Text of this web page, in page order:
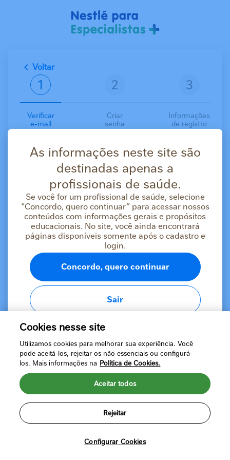
Voltar
Verificar
e-mail
Criar
senha
Informações
de registro
Com uma conta você terá acesso aos materiais
científicos, cursos e serviços.
Concordo que os dados pessoais e profissionais
fornecidos por mim sejam processados pela Nestlé
Brasil Ltda. para integrarem um diretório de
profissionais de saúde. Declaro que li e concordo com
Política de Privacidade da NESTLÉ®
Termos de usoda plataforma.
Verificar e-mail
ou
Já possui uma conta?Fazer login
As informações neste site são
destinadas apenas a
profissionais de saúde.
Se você for um profissional de saúde, selecione
“Concordo, quero continuar” para acessar nossos
conteúdos com informações gerais e propósitos
educacionais. No site, você ainda encontrará
páginas disponíveis somente após o cadastro e
login.
Concordo, quero continuar
Sair
Política de Privacidade
©2024 Nestlé Brasil Ltda. Todos os direitos reservados. Marcas
Cookies nesse site
Utilizamos cookies para melhorar sua experiência. Você
pode aceitá-los, rejeitar os não essenciais ou configurá-
los. Mais informações na Política de Cookies.
Configurar Cookies
Rejeitar
Aceitar todos